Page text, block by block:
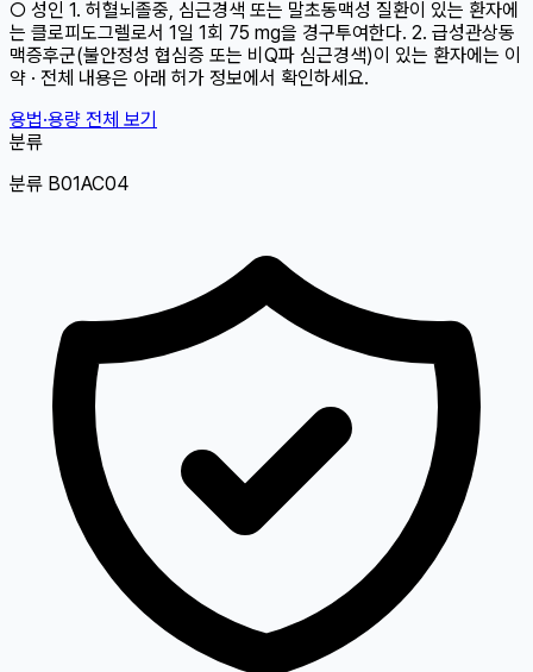
○ 성인 1. 허혈뇌졸중, 심근경색 또는 말초동맥성 질환이 있는 환자에
는 클로피도그렐로서 1일 1회 75 mg을 경구투여한다. 2. 급성관상동
맥증후군(불안정성 협심증 또는 비Q파 심근경색)이 있는 환자에는 이
약 · 전체 내용은 아래 허가 정보에서 확인하세요.
용법·용량 전체 보기
분류
분류 B01AC04